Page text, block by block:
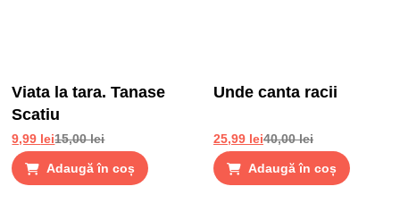
Viata la tara. Tanase
Scatiu
15,00lei
9,99 lei
Adaugă în coș
Unde canta racii
40,00lei
25,99 lei
Adaugă în coș